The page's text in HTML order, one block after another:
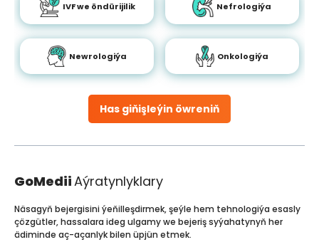
Has giňişleýin öwreniň
IVF we öndürijilik Nefrologiýa
Newrologiýa Onkologiýa
GoMediiAýratynlyklary
Näsagyň bejergisini ýeňilleşdirmek, şeýle hem tehnologiýa esasly
çözgütler, hassalara ideg ulgamy we bejeriş syýahatynyň her
ädiminde aç-açanlyk bilen üpjün etmek.